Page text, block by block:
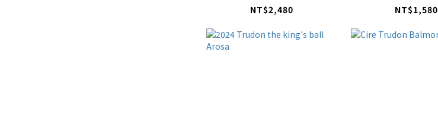
NT$2,480
NT$1,580